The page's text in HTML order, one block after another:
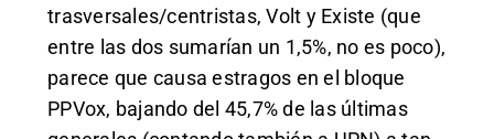
trasversales/centristas, Volt y Existe (que
entre las dos sumarían un 1,5%, no es poco),
parece que causa estragos en el bloque
PPVox, bajando del 45,7% de las últimas